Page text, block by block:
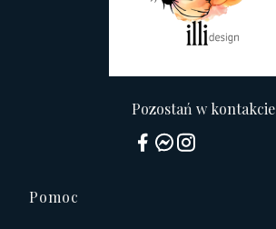
Pozostań w kontakcie
Linki w stopce
Pomoc